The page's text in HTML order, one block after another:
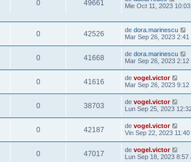
0 49661
Mie Oct 11, 2023
0 42526 de dora.marinescu
Mar Sep 26, 2023 2:41
0 41668 de dora.marinescu
Mar Sep 26, 2023 2:12
0 41616 de vogel.victor
Mar Sep 26, 2023 9:12
0 38703 de vogel.victor
Lun Sep 25, 2023
0 42187 de vogel.victor
Vin Sep 22, 2023
0 47017 de vogel.victor
Lun Sep 18, 2023 8:57